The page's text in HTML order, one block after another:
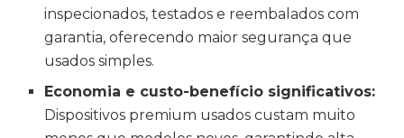
inspecionados, testados e reembalados com
garantia, oferecendo maior segurança que
usados simples.
Economia e custo-benefício significativos:
Dispositivos premium usados custam muito